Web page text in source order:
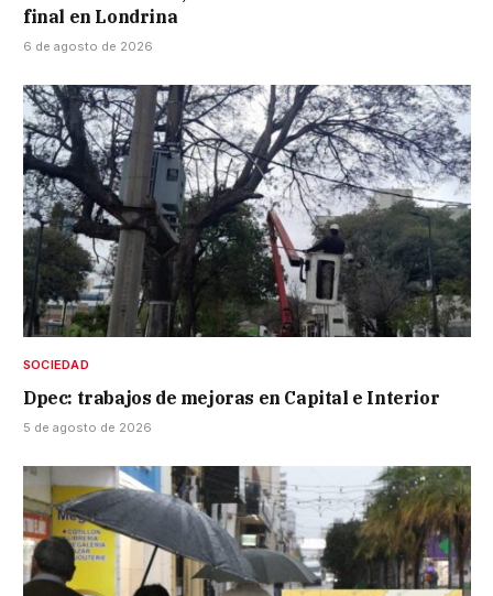
final en Londrina
6 de agosto de 2026
SOCIEDAD
Dpec: trabajos de mejoras en Capital e Interior
5 de agosto de 2026